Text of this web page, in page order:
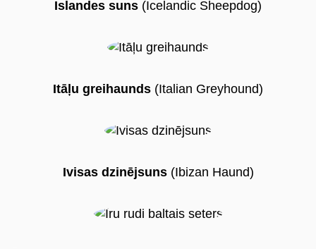
Islandes suns (Icelandic Sheepdog)
Itāļu greihaunds (Italian Greyhound)
Ivisas dzinējsuns(Ibizan Haund)